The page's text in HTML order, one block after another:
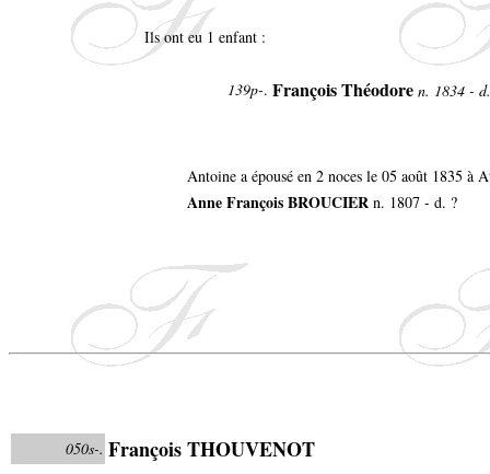
Ils ont eu 1 enfant :
139p-. François Théodore n. 1834 -
Antoine a épousé en 2 noces le 05 août 1835 à
Anne François BROUCIER n. 1807 - d. ?
050s-. François THOUVENOT